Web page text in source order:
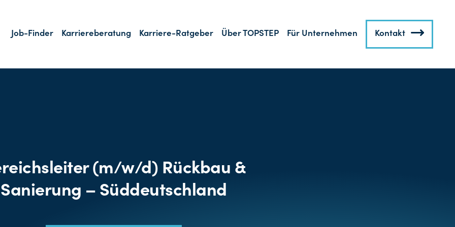
Job-Finder Karriereberatung Karriere-Ratgeber Über TOPSTEP Für Unternehmen Kontakt
(m/w/d) Rückbau &
Sanierung – Süddeutschland